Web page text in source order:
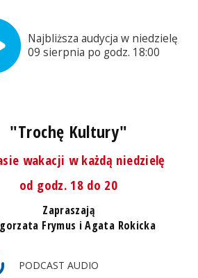
Najbliższa audycja w niedzielę,
09 sierpnia po godz. 18:00
"Trochę Kultury"
wakacji w każdą niedzielę
od godz. 18 do 20
Zapraszają
Frymus i Agata Rokicka
PODCAST AUDIO